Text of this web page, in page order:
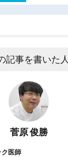
記事を書いた人
菅原 俊勝
医師